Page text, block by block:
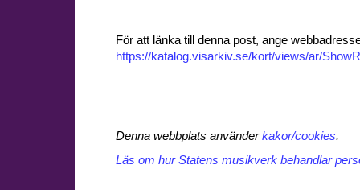
För att länka till denna post, ange
https://katalog.visarkiv.se/kort/views/ar/
Denna webbplats använderkakor/cookies.
Läs om hur Statens musikverk behandlar